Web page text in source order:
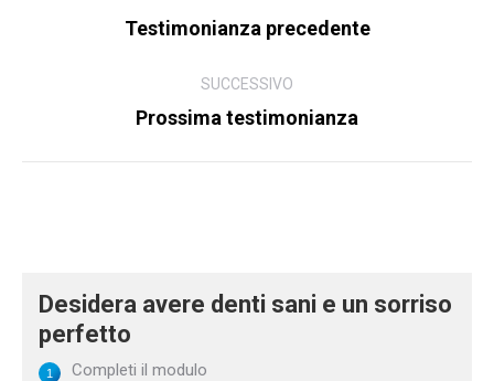
Articolo
Testimonianza precedente
SUCCESSIVO
Articolo
Prossima testimonianza
Desidera avere denti sani e un sorriso
perfetto
Completi il modulo